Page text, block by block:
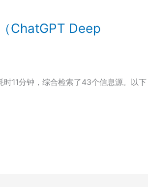
ChatGPT Deep
11分钟，综合检索了43个信息源。以下